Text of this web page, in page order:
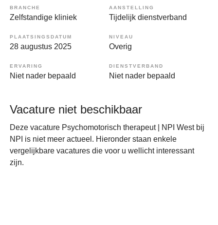
BRANCHE
Zelfstandige kliniek
AANSTELLING
Tijdelijk dienstverband
PLAATSINGSDATUM
28 augustus 2025
NIVEAU
Overig
ERVARING
Niet nader bepaald
DIENSTVERBAND
Niet nader bepaald
Vacature niet beschikbaar
Deze vacature Psychomotorisch therapeut | NPI West bij
NPI is niet meer actueel. Hieronder staan enkele
vergelijkbare vacatures die voor u wellicht interessant
zijn.